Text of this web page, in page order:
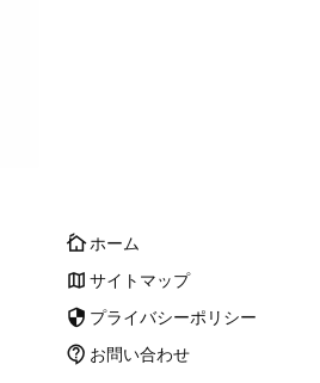
cottageホーム
map サイトマップ
security プライバシーポリシー
contact_support お問い合わせ